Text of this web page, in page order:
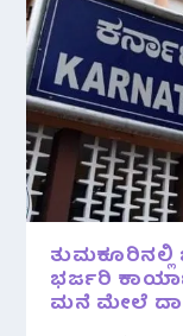
ತುಮಕೂರಿನಲ್ಲಿ
ಭರ್ಜರಿ
ಮನೆ ಮೇಲೆ